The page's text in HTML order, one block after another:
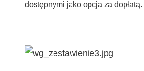
dostępnymi jako opcja za dopłatą.